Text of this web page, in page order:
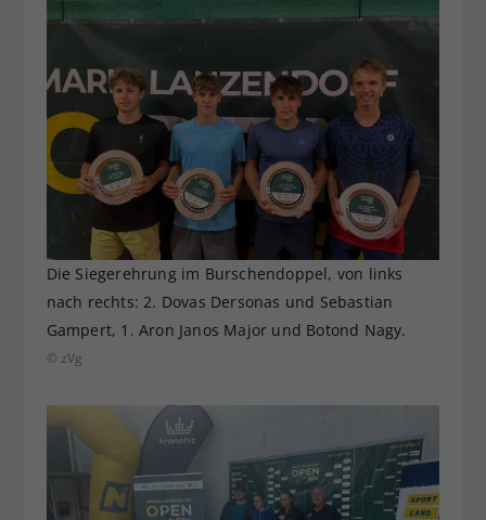
Die Siegerehrung im Burschendoppel, von links
nach rechts: 2. Dovas Dersonas und Sebastian
Gampert, 1. Aron Janos Major und Botond Nagy.
© zVg